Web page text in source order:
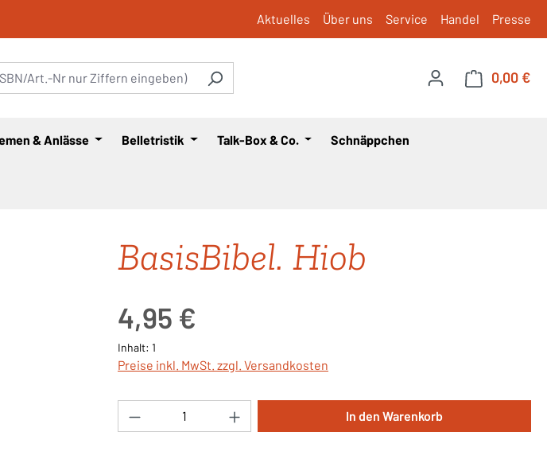
Aktuelles Über uns Service Handel Presse
0,00 €
& Anlässe Belletristik Talk-Box & Co. Schnäppchen
BasisBibel. Hiob
4,95 €
Inhalt: 1
Preise inkl. MwSt. zzgl. Versandkosten
Produkt Anzahl: Gib den gewünschten Wert ein
In den Warenkorb